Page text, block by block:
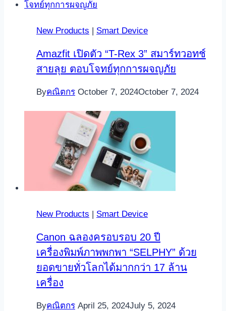
New Products Smart Device
Amazfit เปิดตัว “T-Rex 3” สมาร์ทวอทช์
สายลุย ตอบโจทย์ทุกการผจญภัย
Byคณิตกร October 7, 2024October 7, 2024
New Products | Smart Device
Canon ฉลองครอบรอบ 20 ปี
เครื่องพิมพ์ภาพพกพา “SELPHY” ด้วย
ยอดขายทั่วโลกได้มากกว่า 17 ล้าน
เครื่อง
Byคณิตกร April 25, 2024July 5, 2024